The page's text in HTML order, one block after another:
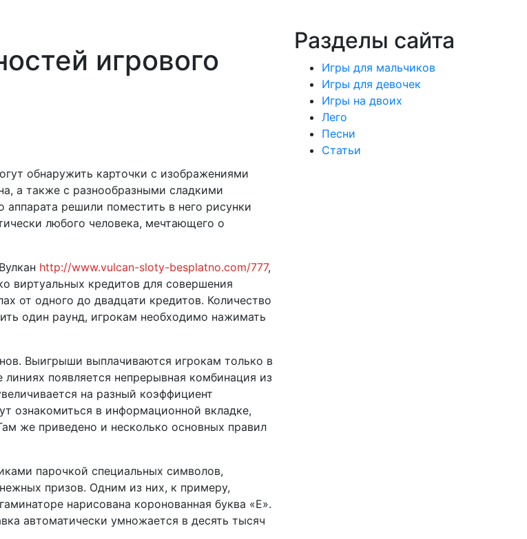
игрового
обнаружить карточки с изображениями
а также с разнообразными сладкими
решили поместить в него рисунки
любого человека, мечтающего о
http://www.vulcan-sloty-besplatno.com/777,
виртуальных кредитов для совершения
от одного до двадцати кредитов. Количество
один раунд, игрокам необходимо нажимать
Выигрыши выплачиваются игрокам только в
появляется непрерывная комбинация из
на разный коэффициент
ознакомиться в информационной вкладке,
же приведено и несколько основных правил
парочкой специальных символов,
призов. Одним из них, к примеру,
нарисована коронованная буква «Е».
автоматически умножается в десять тысяч
Разделы сайта
Игры для мальчиков
Игры для девочек
Игры на двоих
Лего
Песни
Статьи